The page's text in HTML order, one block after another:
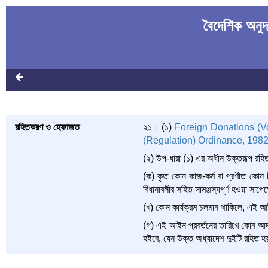
বৈদেশিক
রহিতকরণ ও হেফাজত ২১। (১) Foreign Donations
(Regulation) Ordinance, 1982
(২) উপ-ধারা (১) এর অধীন উক্তরূপ
(ক) কৃত কোন কাজ-কর্ম বা প্রণীত কোন
বিধানাবলীর সহিত সামঞ্জস্যপূর্ণ হওয়া
(খ) কোন কার্যক্রম চলমান থাকিলে, এই
(গ) এই আইন প্রবর্তনের তারিখে কোন
হইবে, যেন উক্ত অধ্যাদেশ দুইটি রহিত